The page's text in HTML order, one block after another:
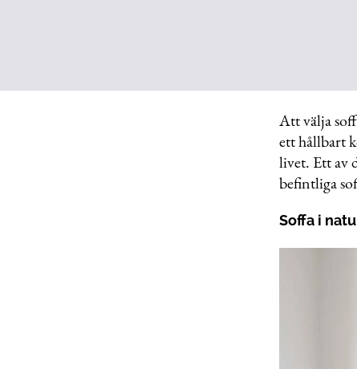
Att välja
ett hållbart
livet. Ett av
befintliga
Soffa i